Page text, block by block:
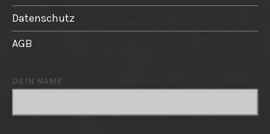
Datenschutz
AGB
DEIN NAME